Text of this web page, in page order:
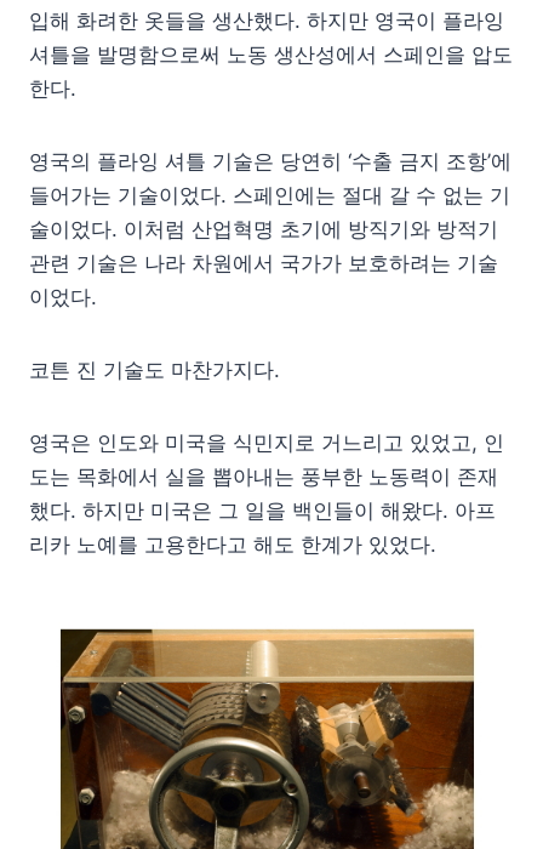
입해 화려한 옷들을 생산했다. 하지만 영국이 플라잉
셔틀을 발명함으로써 노동 생산성에서 스페인을 압도
한다.
영국의 플라잉 셔틀 기술은 당연히 ‘수출 금지 조항’에
들어가는 기술이었다. 스페인에는 절대 갈 수 없는 기
술이었다. 이처럼 산업혁명 초기에 방직기와 방적기
관련 기술은 나라 차원에서 국가가 보호하려는 기술
이었다.
코튼 진 기술도 마찬가지다.
영국은 인도와 미국을 식민지로 거느리고 있었고, 인
도는 목화에서 실을 뽑아내는 풍부한 노동력이 존재
했다. 하지만 미국은 그 일을 백인들이 해왔다. 아프
리카 노예를 고용한다고 해도 한계가 있었다.